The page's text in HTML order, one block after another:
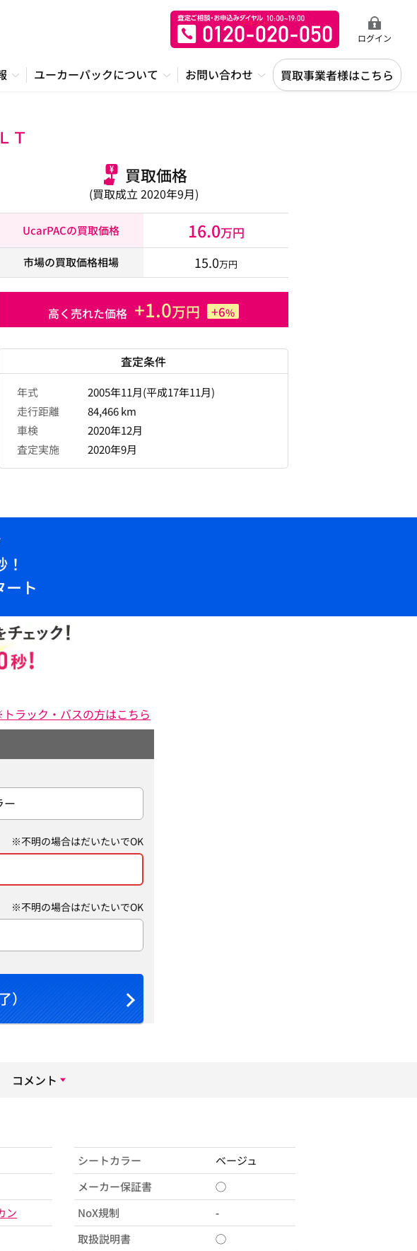
ログイン
ユーカーパックについて お問い合わせ 買取事業者様はこちら
Ｔ
買取価格
(買取成立 2020年9月)
UcarPACの買取価格 16.0万円
市場の買取価格相場 15.0万円
高く売れた価格 +1.0万円 +6%
査定条件
年式
2005年11月(平成17年11月)
走行距離
84,466 km
車検
2020年12月
査定実施
2020年9月
ート
ラック・バスの方はこちら
ー
※不明の場合はだいたいでOK
※不明の場合はだいたいでOK
）
コメント
ン
シートカラー
ベージュ
メーカー保証書
◯
NoX規制
-
取扱説明書
◯